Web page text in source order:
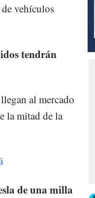
vehículos
tendrán
al mercado
la mitad de la
de una milla